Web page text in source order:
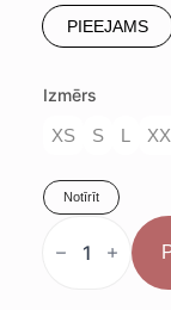
PIEEJAMS
Izmērs
XS
S L
Notīrīt
Tai